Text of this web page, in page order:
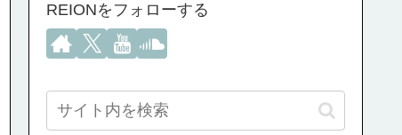
REIONをフォローする